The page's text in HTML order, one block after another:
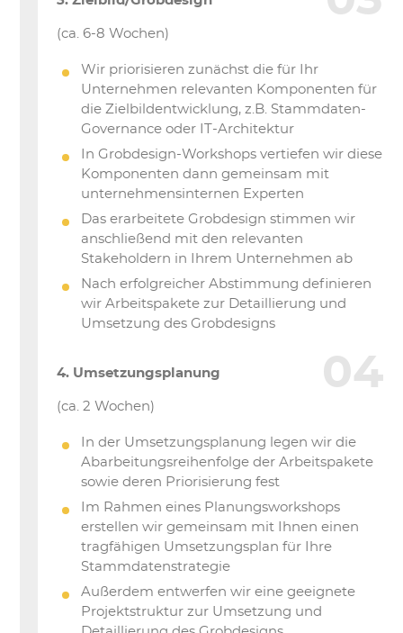
(ca. 6-8 Wochen)
Wir priorisieren zunächst die für Ihr
Unternehmen relevanten Komponenten für
die Zielbildentwicklung, z.B. Stammdaten-
Governance oder IT-Architektur
In Grobdesign-Workshops vertiefen wir diese
Komponenten dann gemeinsam mit
unternehmensinternen Experten
Das erarbeitete Grobdesign stimmen wir
anschließend mit den relevanten
Stakeholdern in Ihrem Unternehmen ab
Nach erfolgreicher Abstimmung definieren
wir Arbeitspakete zur Detaillierung und
Umsetzung des Grobdesigns
4. Umsetzungsplanung
(ca. 2 Wochen)
In der Umsetzungsplanung legen wir die
Abarbeitungsreihenfolge der Arbeitspakete
sowie deren Priorisierung fest
Im Rahmen eines Planungsworkshops
erstellen wir gemeinsam mit Ihnen einen
tragfähigen Umsetzungsplan für Ihre
Stammdatenstrategie
Außerdem entwerfen wir eine geeignete
Projektstruktur zur Umsetzung und